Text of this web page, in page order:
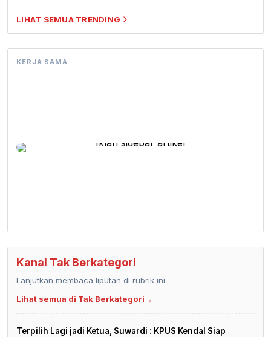
LIHAT SEMUA TRENDING
KERJA SAMA
Kanal Tak Berkategori
Lanjutkan membaca liputan di rubrik ini.
Lihat semua di Tak Berkategori→
Terpilih Lagi jadi Ketua, Suwardi : KPUS Kendal Siap